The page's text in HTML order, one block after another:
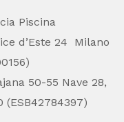
Piscina
d’Este 24 Milano
50-55 Nave 28,